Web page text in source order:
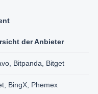
der Anbieter
Bitpanda, Bitget
BingX, Phemex